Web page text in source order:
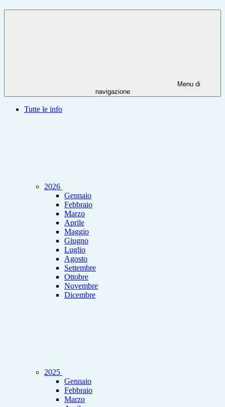
Menu di
navigazione
Tutte le info
2026
Gennaio
Febbraio
Marzo
Aprile
Maggio
Giugno
Luglio
Agosto
Settembre
Ottobre
Novembre
Dicembre
2025
Gennaio
Febbraio
Marzo